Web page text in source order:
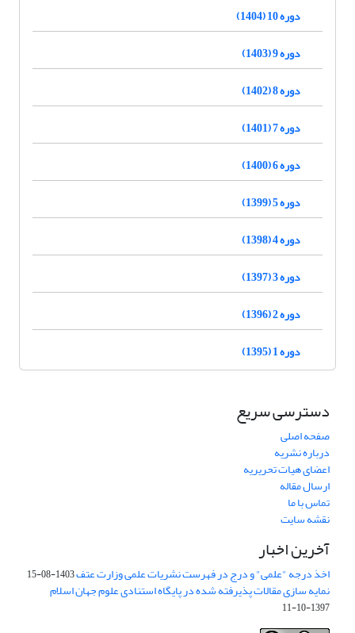
دوره 10 (1404)
دوره 9 (1403)
دوره 8 (1402)
دوره 7 (1401)
دوره 6 (1400)
دوره 5 (1399)
دوره 4 (1398)
دوره 3 (1397)
دوره 2 (1396)
دوره 1 (1395)
دسترسی سریع
صفحه اصلی
درباره نشریه
اعضای هیات تحریریه
ارسال مقاله
تماس با ما
نقشه سایت
آخرین اخبار
اخذ درجه "علمی" و درج در فهرست نشریات علمی وزارت عتف1403-08-15
نمایه سازی مقالات پذیرفته شده در پایگاه استنادی علوم جهان اسلام
1397-10-11